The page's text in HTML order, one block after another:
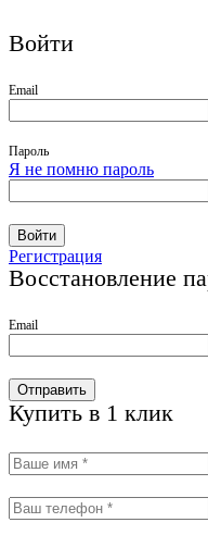
Войти
Email
Пароль
Я не помню пароль
Войти
Регистрация
Восстановление
Email
Отправить
Купить в 1 клик